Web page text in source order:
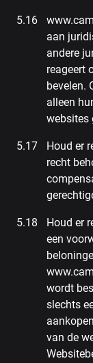
aan
andere
reageert
bevelen.
alleen
websites
Houd er
recht
Houd er
een
wordt
slechts
van de